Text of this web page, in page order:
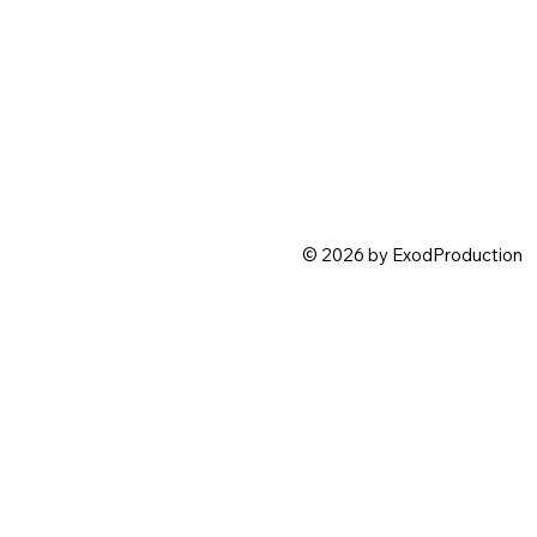
© 2026 by ExodProduction